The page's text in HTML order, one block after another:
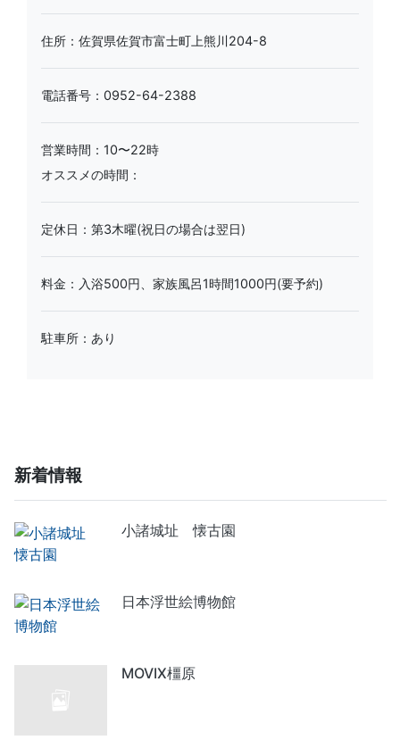
住所：佐賀県佐賀市富士町上熊川204-8
電話番号：0952-64-2388
営業時間：10〜22時
オススメの時間：
定休日：第3木曜(祝日の場合は翌日)
料金：入浴500円、家族風呂1時間1000円(要予約)
駐車所：あり
新着情報
小諸城址 懐古園
日本浮世絵博物館
MOVIX橿原